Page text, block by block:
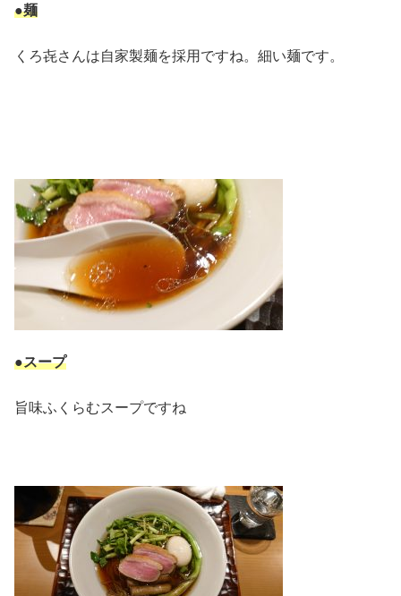
●麺
くろ㐂さんは自家製麺を採用ですね。細い麺です。
●スープ
旨味ふくらむスープですね